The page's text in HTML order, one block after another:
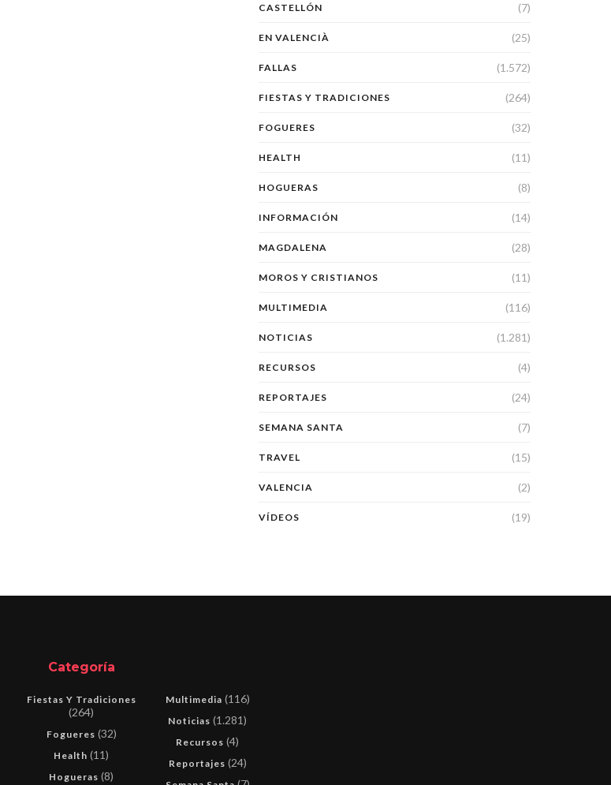
CASTELLÓN (7)
EN VALENCIÀ (25)
FALLAS (1.572)
FIESTAS Y TRADICIONES (264)
FOGUERES (32)
HEALTH (11)
HOGUERAS (8)
INFORMACIÓN (14)
MAGDALENA (28)
MOROS Y CRISTIANOS (11)
MULTIMEDIA (116)
NOTICIAS (1.281)
RECURSOS (4)
REPORTAJES (24)
SEMANA SANTA (7)
TRAVEL (15)
VALENCIA (2)
VÍDEOS (19)
Categoría
Fiestas Y Tradiciones
(264)
Fogueres (32)
Health (11)
Hogueras (8)
Multimedia (116)
Noticias (1.281)
Recursos (4)
Reportajes (24)